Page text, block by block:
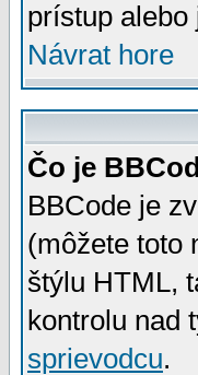
prístup alebo
Návrat hore
Čo je
BBCode je
(môžete toto
štýlu HTML,
kontrolu nad
sprievodcu.